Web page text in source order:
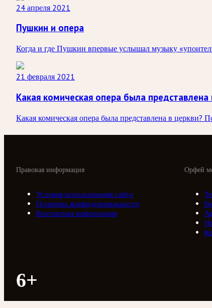
24 апреля 2021
Пушкин и опера
Когда и где Пушкин впервые услышал музыку
21 февраля 2021
Какая комическая опера была представлена
Какая комическая опера была представлена в
Орфей
Правовая информация
Условия использования сайта
Политика конфиденциальности
Контактная информация
6+